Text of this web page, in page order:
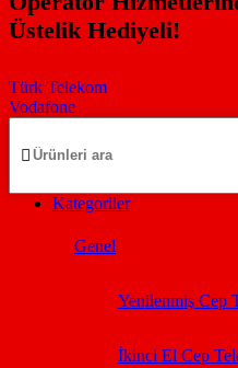
Üstelik Hediyeli!
Türk Telekom
Vodafone
Kategoriler
Genel
Yenilenmiş Cep
İkinci El Cep